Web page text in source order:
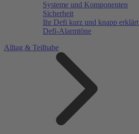
Systeme und Komponenten
Sicherheit
Ihr Defi kurz und knapp erklärt
Defi-Alarmtöne
Alltag & Teilhabe